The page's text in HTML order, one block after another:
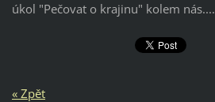
úkol "Pečovat o krajinu" kolem nás....
« Zpět